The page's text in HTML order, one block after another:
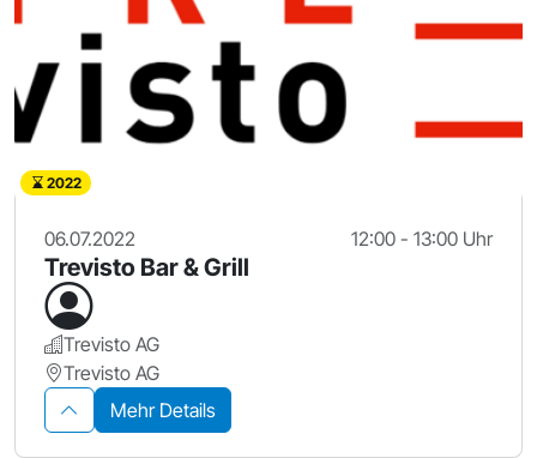
2022
06.07.2022 12:00 - 13:00 Uhr
Trevisto Bar & Grill
Trevisto AG
Trevisto AG
Mehr Details